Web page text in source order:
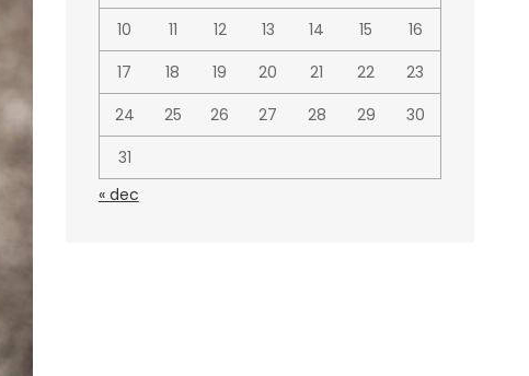
10
11 12 13 14 15
16
17
18 19 20 21 22
23
24
25 26 27 28 29
30
31
« dec